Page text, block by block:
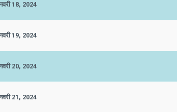
18, 2024
19, 2024
20, 2024
21, 2024